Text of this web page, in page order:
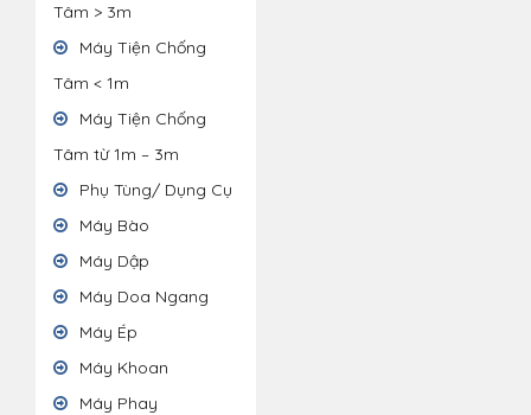
Tâm > 3m
Máy Tiện Chống
Tâm < 1m
Máy Tiện Chống
Tâm từ 1m – 3m
Phụ Tùng/ Dụng Cụ
Máy Bào
Máy Dập
Máy Doa Ngang
Máy Ép
Máy Khoan
Máy Phay